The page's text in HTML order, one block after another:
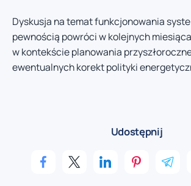
Dyskusja na temat funkcjonowania
pewnością powróci w kolejnych
w kontekście planowania
ewentualnych korekt polityki
Udostępnij